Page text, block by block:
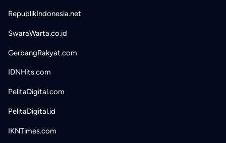
RepublikIndonesia.net
SwaraWarta.co.id
GerbangRakyat.com
IDNHits.com
PelitaDigital.com
PelitaDigital.id
IKNTimes.com